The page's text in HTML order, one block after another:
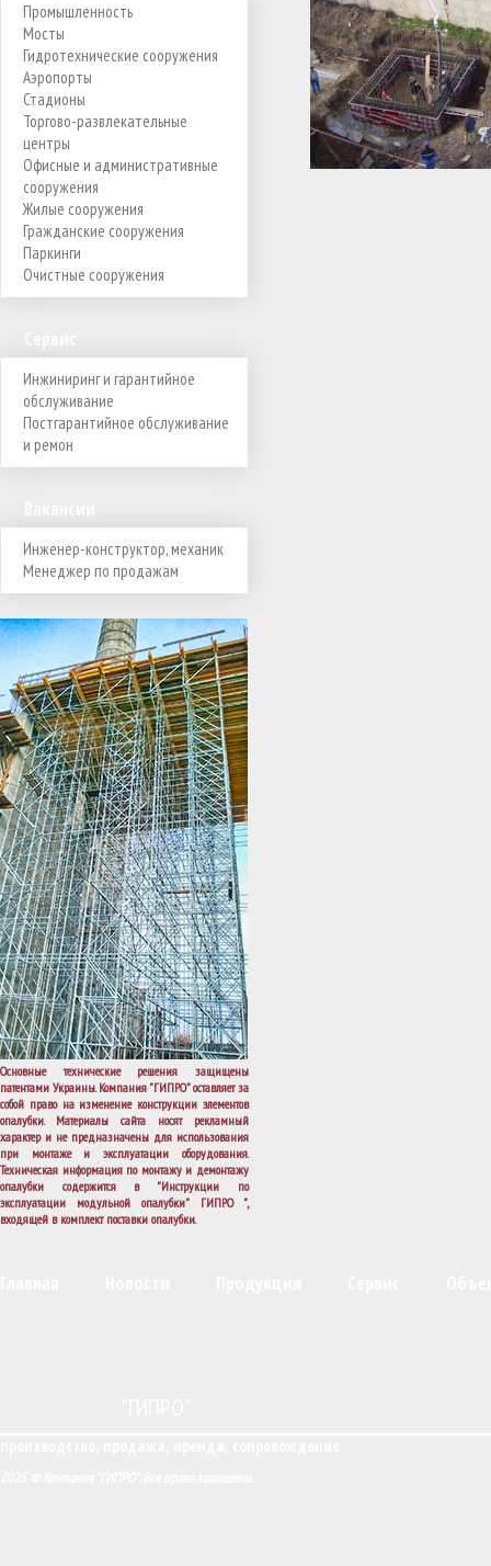
Промышленность
Мосты
Гидротехнические сооружения
Аэропорты
Стадионы
Торгово-развлекательные
центры
Офисные и административные
сооружения
Жилые сооружения
Гражданские сооружения
Паркинги
Очистные сооружения
Инжиниринг и гарантийное
обслуживание
Постгарантийное обслуживание
и ремон
Инженер-конструктор, механик
Менеджер по продажам
Основные технические решения защищены
патентами Украины. Компания "ГИПРО" оставляет за
собой право на изменение конструкции элементов
опалубки. Материалы сайта носят рекламный
характер и не предназначены для использования
при монтаже и эксплуатации оборудования.
Техническая информация по монтажу и демонтажу
опалубки содержится в "Инструкции по
эксплуатации модульной опалубки" ГИПРО ",
входящей в комплект поставки опалубки.